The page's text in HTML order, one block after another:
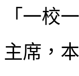
「一校
主席，